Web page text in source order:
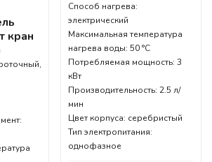
кран
Способ нагрева:
электрический
Максимальная температура
нагрева воды: 50 °С
Потребляемая мощность: 3
кВт
Производительность: 2.5 л/
мин
Цвет корпуса: серебристый
Тип электропитания:
однофазное